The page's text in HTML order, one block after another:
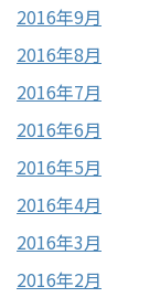
2016年9月
2016年8月
2016年7月
2016年6月
2016年5月
2016年4月
2016年3月
2016年2月